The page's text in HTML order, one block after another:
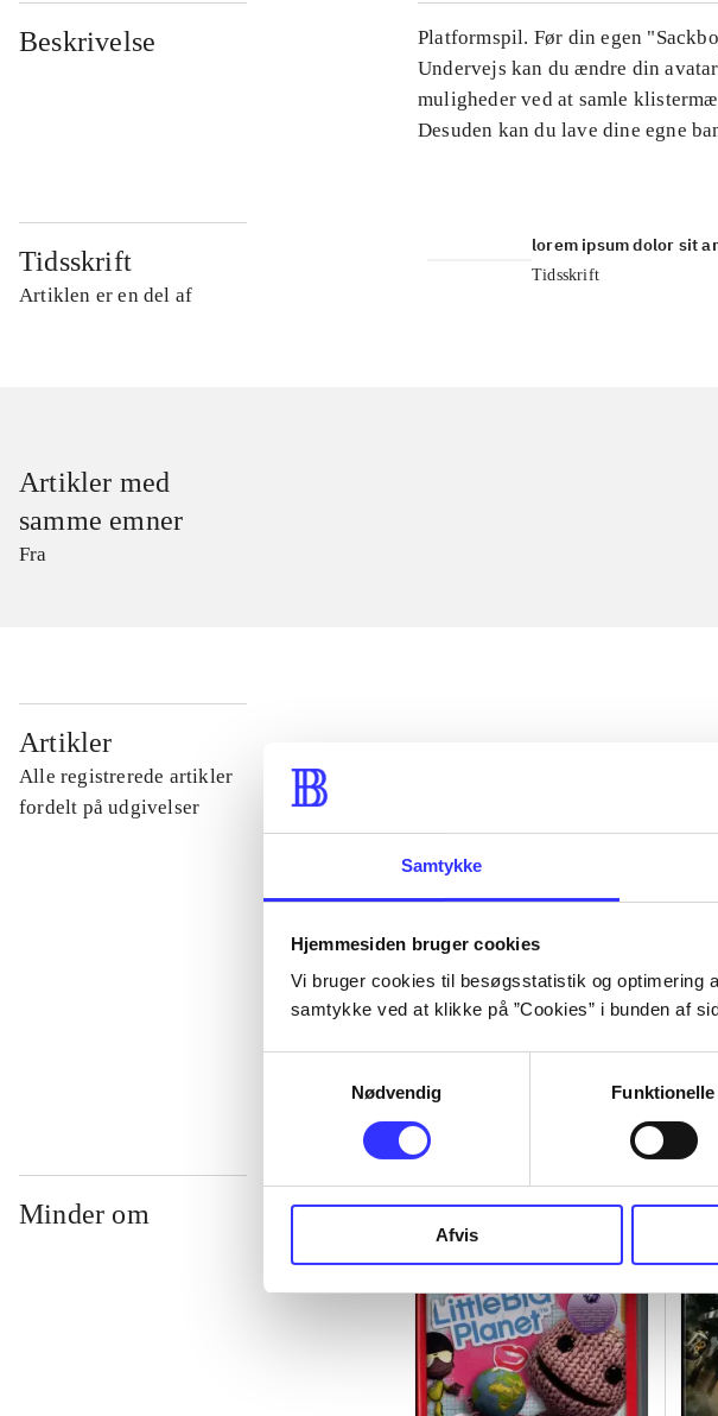
Samtykke
Hjemmesiden bruger cookies
Vi bruger cookies til besøgsstatistik og
samtykke ved at klikke på ”Cookies” i bunden af
Nødvendig
Funktionelle
Afvis
Beskrivelse
Platformspil. Før din egen
Undervejs kan du ændre din
muligheder ved at samle
Desuden kan du lave dine egne
Tidsskrift
Artiklen er en del af
lorem ipsum dolor sit
Tidsskrift
Artikler med
samme emner
Fra
Artikler
Alle registrerede artikler
fordelt på udgivelser
Minder om